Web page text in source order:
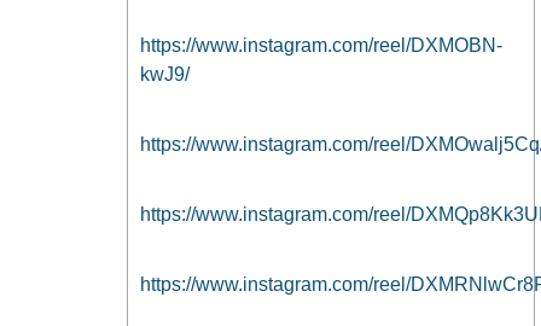
https://www.instagram.com/reel/DXMOBN-
kwJ9/
https://www.instagram.com/reel/
https://www.instagram.com/reel/
https://www.instagram.com/reel/